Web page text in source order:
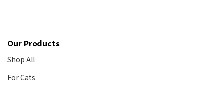
Our Products
Shop All
For Cats